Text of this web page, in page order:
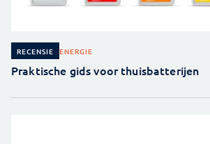
RECENSIE ENERGIE
Praktische gids voor thuisbatterijen